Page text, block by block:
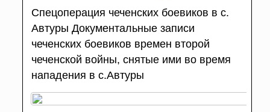
Спецоперация чеченских боевиков в с.
Автуры Документальные записи
чеченских боевиков времен второй
чеченской войны, снятые ими во время
нападения в с.Автуры